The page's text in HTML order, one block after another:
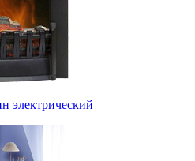
электрический